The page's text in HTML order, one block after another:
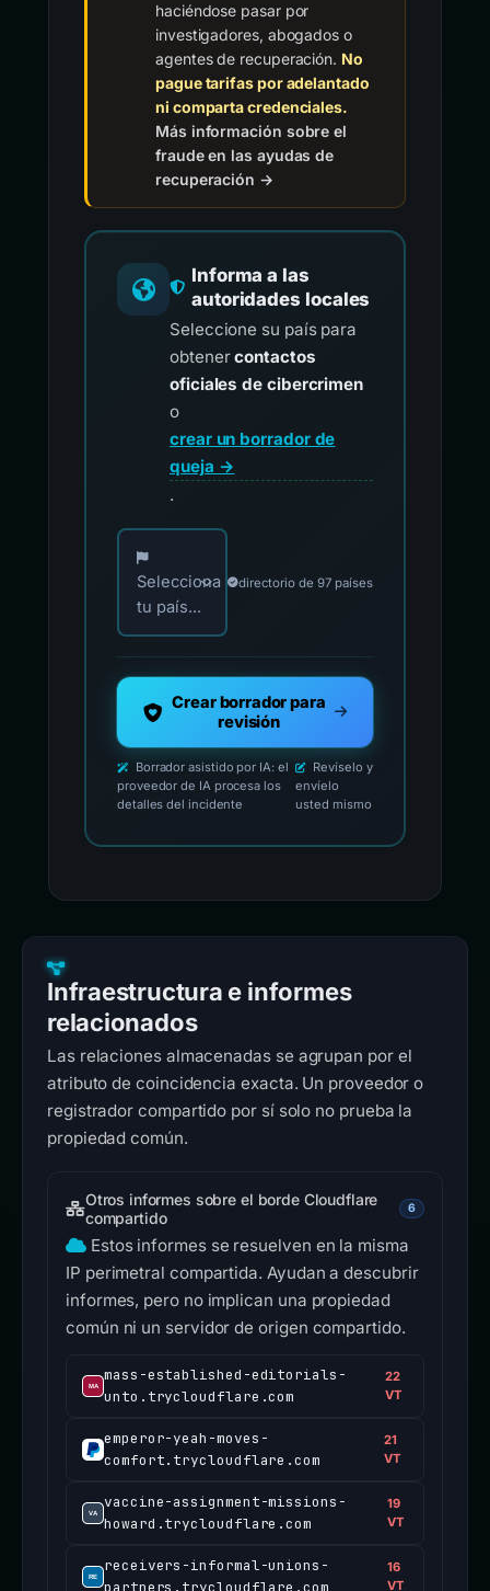
haciéndose pasar por
investigadores, abogados o
agentes de recuperación. No
pague tarifas por adelantado
ni comparta credenciales.
Más información sobre el
fraude en las ayudas de
recuperación →
Informa a las
autoridades locales
Seleccione su país para
obtenercontactos
oficiales de cibercrimen
o
crear un borrador de
queja →
.
Elija su país para los contactos oficiales de
Selecciona
tu país...
directorio de 97 países
Crear borrador para
revisión
Borrador asistido por IA: el
proveedor de IA procesa los
detalles del incidente
Revíselo y
envíelo
usted mismo
Infraestructura e informes
relacionados
Las relaciones almacenadas se agrupan por el
atributo de coincidencia exacta. Un proveedor o
registrador compartido por sí solo no prueba la
propiedad común.
Otros informes sobre el borde Cloudflare
compartido
6
Estos informes se resuelven en la misma
IP perimetral compartida. Ayudan a descubrir
informes, pero no implican una propiedad
común ni un servidor de origen compartido.
mass-established-editorials-
unto.trycloudflare.com
22
VT
emperor-yeah-moves-
comfort.trycloudflare.com
21
VT
vaccine-assignment-missions-
howard.trycloudflare.com
19
VT
receivers-informal-unions-
partners.trycloudflare.com
16
VT